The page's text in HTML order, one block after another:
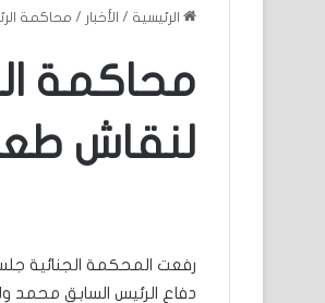
الرئيسية / الأخبار / محاكمة
محاكمة
لنقاش
رفعت المحكمة الجنائية
دفاع الرئيس السابق محمد